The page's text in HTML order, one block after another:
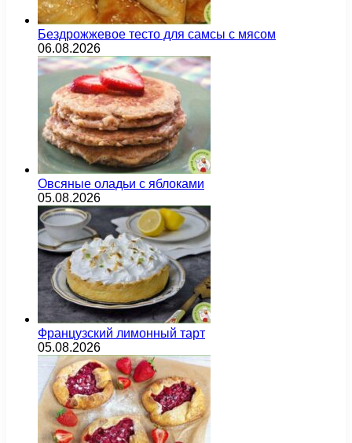
Бездрожжевое тесто для самсы с мясом
06.08.2026
Овсяные оладьи с яблоками
05.08.2026
Французский лимонный тарт
05.08.2026